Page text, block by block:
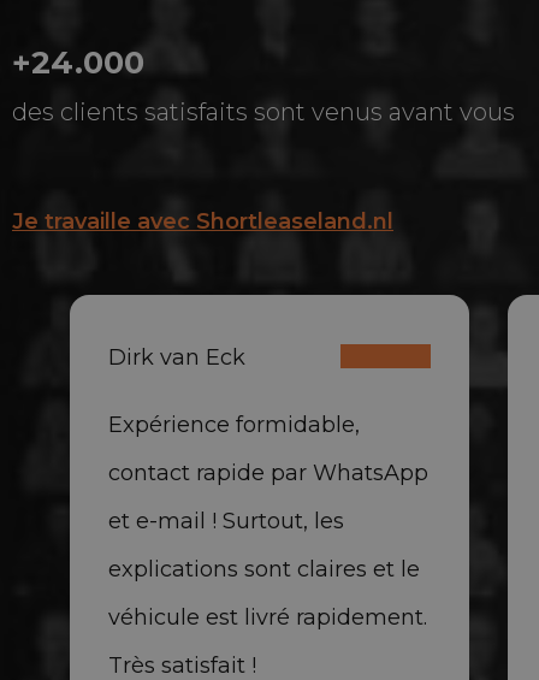
+24.000
des clients satisfaits sont venus avant vous
Je travaille avec Shortleaseland.nl
Dirk van Eck
Expérience formidable,
contact rapide par WhatsApp
et e-mail ! Surtout, les
explications sont claires et le
véhicule est livré rapidement.
Très satisfait !